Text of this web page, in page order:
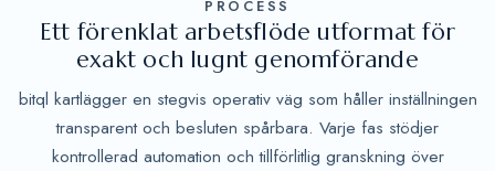
PROCESS
Ett förenklat arbetsflöde utformat för
exakt och lugnt genomförande
bitql kartlägger en stegvis operativ väg som håller inställningen
transparent och besluten spårbara. Varje fas stödjer
kontrollerad automation och tillförlitlig granskning över